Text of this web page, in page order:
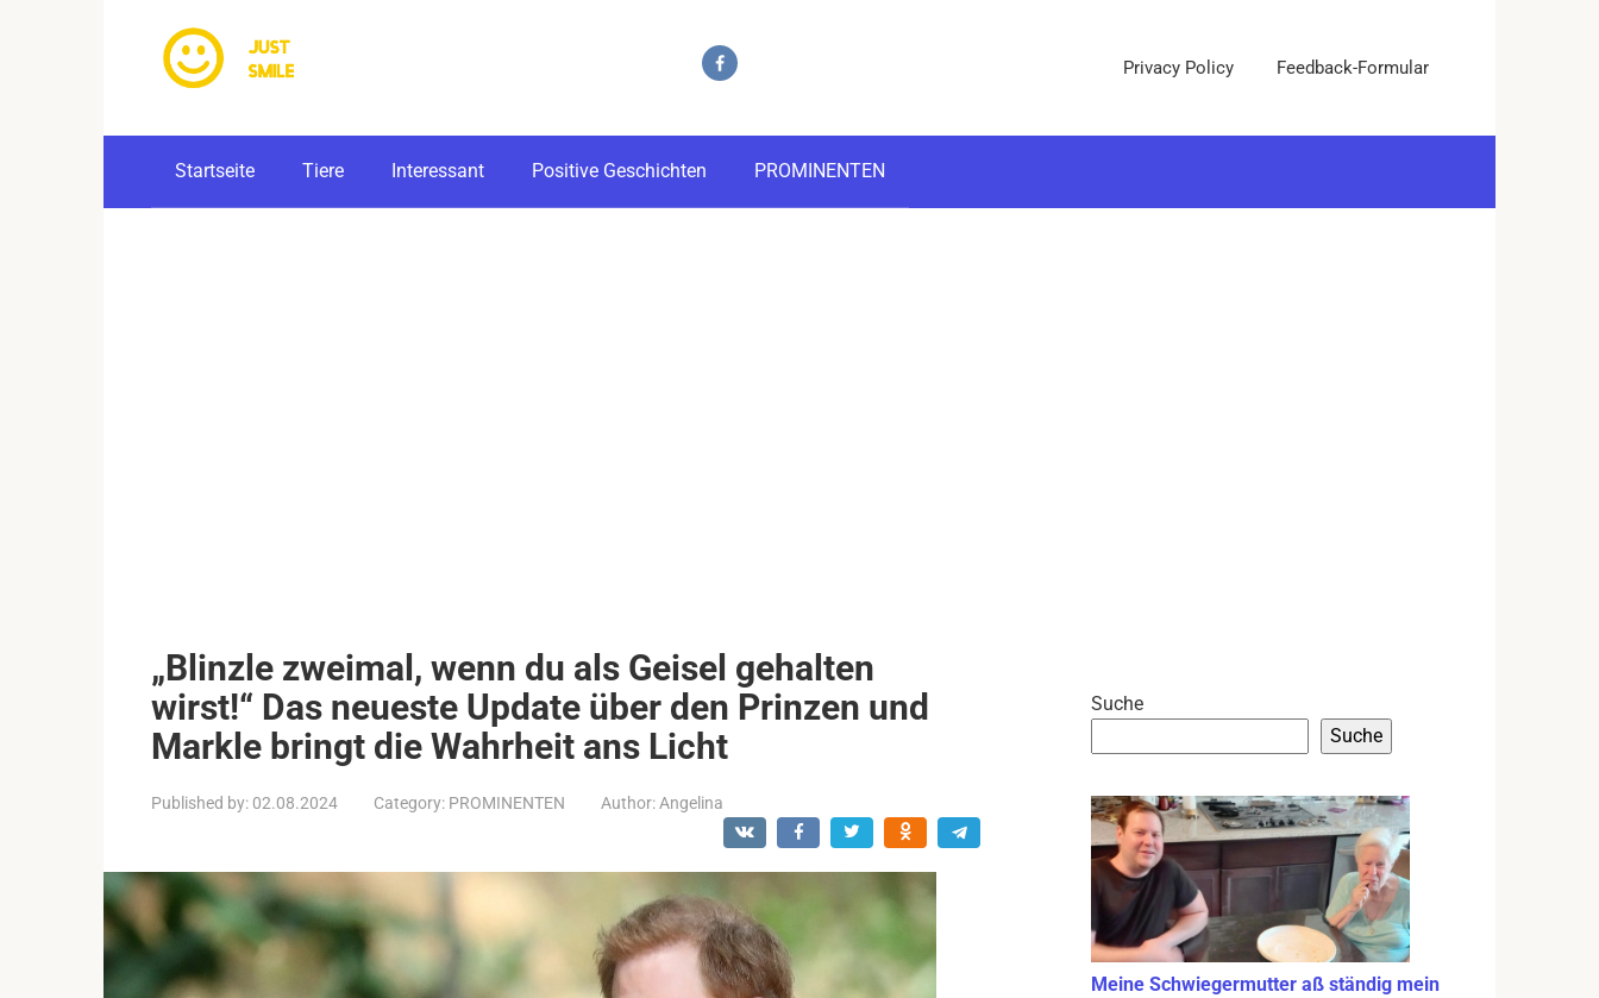
Privacy Policy Feedback-Formular
Startseite Tiere Interessant Positive Geschichten PROMINENTEN
„Blinzle zweimal, wenn du als Geisel gehalten
wirst!“ Das neueste Update über den Prinzen und
Markle bringt die Wahrheit ans Licht
Published by: 02.08.2024 Category: PROMINENTEN Author: Angelina
Suche
Suche
Meine Schwiegermutter aß ständig mein